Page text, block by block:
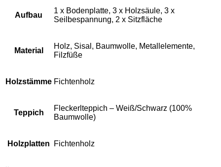
Aufbau
1 x Bodenplatte, 3 x Holzsäule, 3 x
Seilbespannung, 2 x Sitzfläche
Material
Holz, Sisal, Baumwolle, Metallelemente,
Filzfüße
Holzstämme Fichtenholz
Teppich
Fleckerlteppich – Weiß/Schwarz (100%
Baumwolle)
Holzplatten Fichtenholz